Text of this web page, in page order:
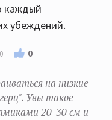
каждый
убеждений.
0
на низкие
Увы такое
20-30 см и